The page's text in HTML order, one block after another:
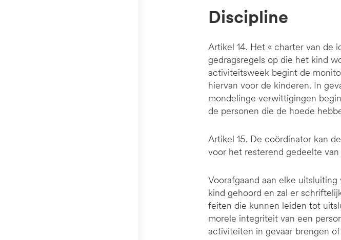
Discipline
Artikel 14. Het « charter van de
gedragsregels op die het kind
activiteitsweek begint de
hiervan voor de kinderen. In
mondelinge verwittigingen
de personen die de hoede
Artikel 15. De coördinator kan
voor het resterend gedeelte
Voorafgaand aan elke
kind gehoord en zal er
feiten die kunnen leiden tot
morele integriteit van een
activiteiten in gevaar brengen